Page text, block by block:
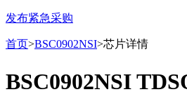
发布紧急采购
首页>BSC0902NSI>芯片详情
BSC0902NSI